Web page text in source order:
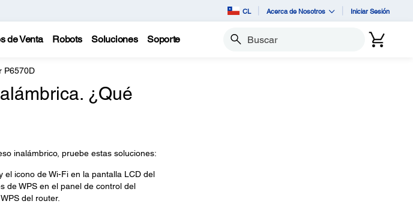
CL Acerca de Nosotros Iniciar Sesión
de Venta Robots Soluciones Soporte Buscar
P6570D
¿Qué
inalámbrico, pruebe estas soluciones:
el icono de Wi-Fi en la pantalla LCD del
de WPS en el panel de control del
del router.